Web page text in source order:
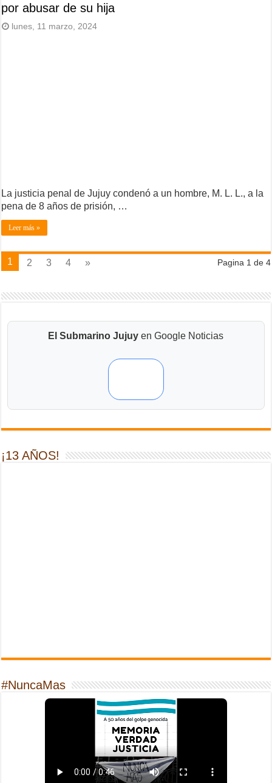
por abusar de su hija
lunes, 11 marzo, 2024
La justicia penal de Jujuy condenó a un hombre, M. L. L., a la
pena de 8 años de prisión, …
Leer más »
Pagina 1 de 4
1 2 3 4 »
El Submarino Jujuy en Google Noticias
¡13 AÑOS!
#NuncaMas